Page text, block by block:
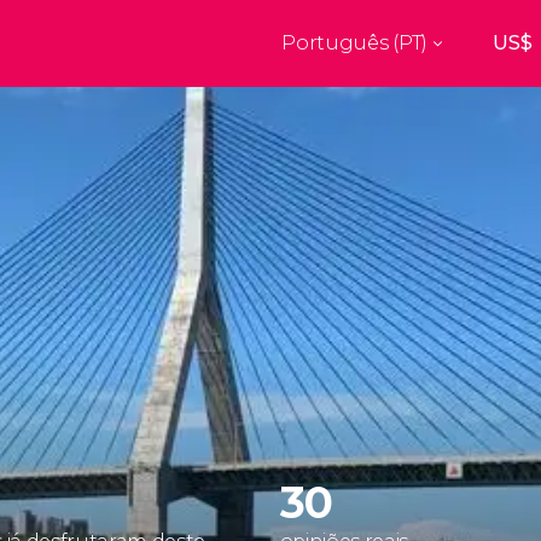
Top destinos
Paris
França
Florença
Itália Hungria
Madrid
Espanha Espanha
Amesterdão
Holanda
Milão
Itália
Praga
República Checa
Porto
Portugal
Ver todos os destinos
Português (PT)
30